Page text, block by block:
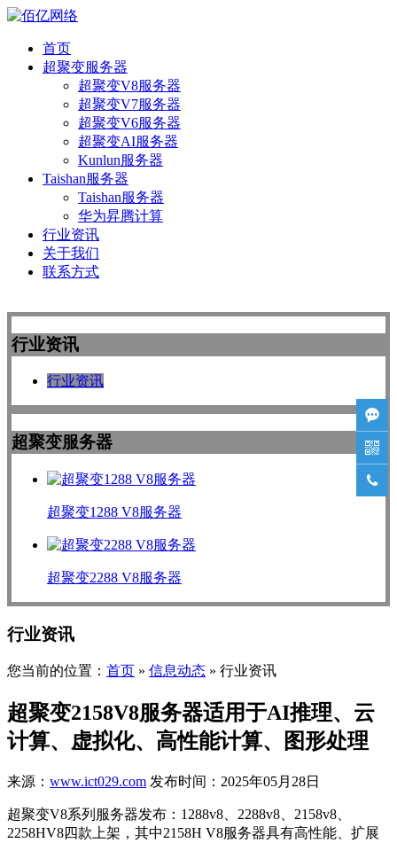
首页
超聚变服务器
超聚变V8服务器
超聚变V7服务器
超聚变V6服务器
超聚变AI服务器
Kunlun服务器
Taishan服务器
Taishan服务器
华为昇腾计算
行业资讯
关于我们
联系方式
行业资讯
行业资讯
超聚变服务器
超聚变1288 V8服务器
超聚变2288 V8服务器
行业资讯
您当前的位置： 首页 » 信息动态 » 行业资讯
超聚变2158V8服务器适用于AI推理、云
计算、虚拟化、高性能计算、图形处理
来源： www.ict029.com 发布时间：2025年05月28日
超聚变V8系列服务器发布：1288v8、2288v8、2158v8、
2258HV8四款上架，其中2158H V8服务器具有高性能、扩展


